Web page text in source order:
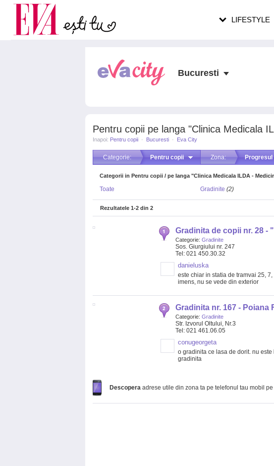
Pentru copii pe langa "Clinica Medicala
Inapoi: Pentru copii · Bucuresti · Eva City
Categorie: Pentru copii Zona: Progresul
Categorii in Pentru copii / pe langa "Clinica Medicala ILDA -
Toate Gradinite (2)
Rezultatele 1-2 din 2
Gradinita de copii nr. 28 -
Categorie: Gradinite
Sos. Giurgiului nr. 247
Tel: 021 450.30.32
danieluska
este chiar in statia de tramvai 25, 7,
imens, nu se vede din exterior
Gradinita nr. 167 - Poiana
Categorie: Gradinite
Str. Izvorul Oltului, Nr.3
Tel: 021 461.06.05
conugeorgeta
o gradinita ce lasa de dorit. nu este
gradinita
Descopera adrese utile din zona ta pe telefonul tau mobil pe
Bucuresti
LIFESTYLE
Carieră
Actualitate